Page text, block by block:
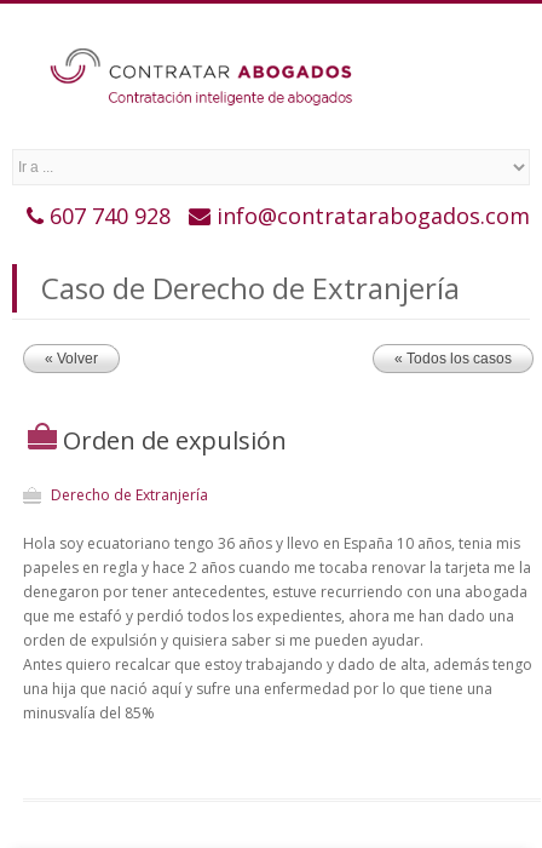
607 740 928 info@contratarabogados.com
Caso de Derecho de Extranjería
« Volver « Todos los casos
Orden de expulsión
Derecho de Extranjería
Hola soy ecuatoriano tengo 36 años y llevo en España 10 años, tenia mis
papeles en regla y hace 2 años cuando me tocaba renovar la tarjeta me la
denegaron por tener antecedentes, estuve recurriendo con una abogada
que me estafó y perdió todos los expedientes, ahora me han dado una
orden de expulsión y quisiera saber si me pueden ayudar.
Antes quiero recalcar que estoy trabajando y dado de alta, además tengo
una hija que nació aquí y sufre una enfermedad por lo que tiene una
minusvalía del 85%